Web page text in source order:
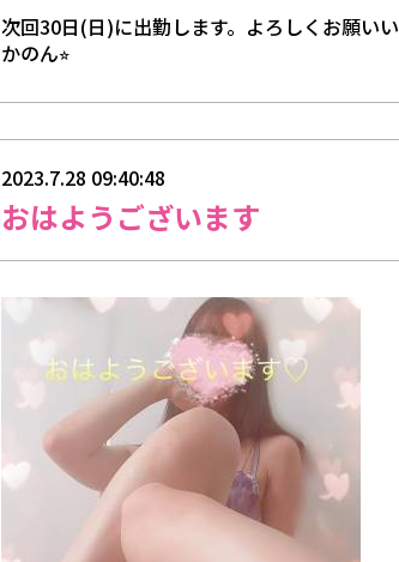
次回30日(日)に出勤します。よろしくお願い
かのん⭐︎
2023.7.28 09:40:48
おはようございます